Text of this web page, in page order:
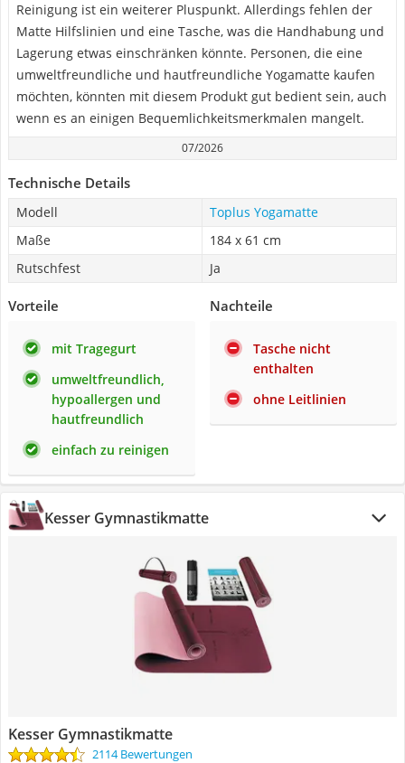
Reinigung ist ein weiterer Pluspunkt. Allerdings fehlen der
Matte Hilfslinien und eine Tasche, was die Handhabung und
Lagerung etwas einschränken könnte. Personen, die eine
umweltfreundliche und hautfreundliche Yogamatte kaufen
möchten, könnten mit diesem Produkt gut bedient sein, auch
wenn es an einigen Bequemlichkeitsmerkmalen mangelt.
07/2026
Technische Details
Modell
Toplus Yogamatte
Maße
184 x 61 cm
Rutschfest
Ja
Vorteile
mit Tragegurt
umweltfreundlich,
hypoallergen und
hautfreundlich
einfach zu reinigen
Nachteile
Tasche nicht
enthalten
ohne Leitlinien
Kesser Gymnastikmatte
Kesser Gymnastikmatte
2114 Bewertungen